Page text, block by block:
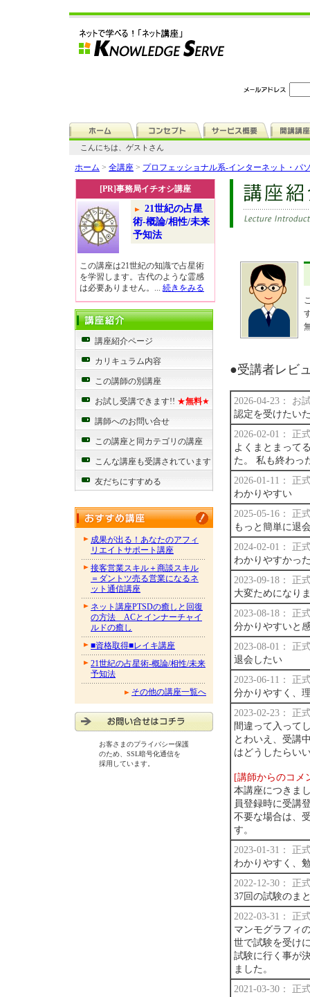
こんにちは、ゲストさん
ホーム > 全講座 > プロフェッショナル系-インターネット・パ
[PR]事務局イチオシ講座
21世紀の占星
術-概論/相性/未来
予知法
この講座は21世紀の知識で占星術
を学習します。古代のような霊感
は必要ありません。... 続きをみる
講座紹介ページ
カリキュラム内容
この講師の別講座
お試し受講できます!! ★無料★
講師へのお問い合せ
この講座と同カテゴリの講座
こんな講座も受講されています
友だちにすすめる
成果が出る！あなたのアフィ
リエイトサポート講座
接客営業スキル＋商談スキル
＝ダントツ売る営業になるネ
ット通信講座
ネット講座PTSDの癒しと回復
の方法 ACとインナーチャイ
ルドの癒し
■資格取得■レイキ講座
21世紀の占星術-概論/相性/未来
予知法
その他の講座一覧へ
お客さまのプライバシー保護
のため、SSL暗号化通信を
採用しています。
●受講者レビ
2026-04-23： お
認定を受けたい
2026-02-01： 正
よくまとまって
た。 私も終わっ
2026-01-11： 正
わかりやすい
2025-05-16： 正
もっと簡単に退
2024-02-01： 正
わかりやすかっ
2023-09-18： 正
大変ためになり
2023-08-18： 正
分かりやすいと
2023-08-01： 正
退会したい
2023-06-11： 正
分かりやすく、
2023-02-23： 正
間違って入って
とわいえ、受講
はどうしたらい
[講師からのコメ
本講座につきま
員登録時に受講
不要な場合は、
す。
2023-01-31： 正
わかりやすく、
2022-12-30： 正
37回の試験のま
2022-03-31： 正
マンモグラフィ
世で試験を受け
試験に行く事が
ました。
2021-03-30： 正